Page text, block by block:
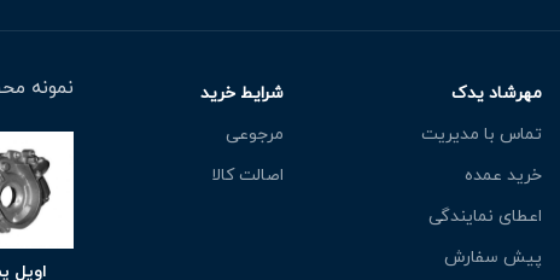
مهرشاد یدک
تماس با مدیریت
خرید عمده
اعطای نمایندگی
پیش سفارش
شرایط خرید
مرجوعی
اصالت کالا
نمونه